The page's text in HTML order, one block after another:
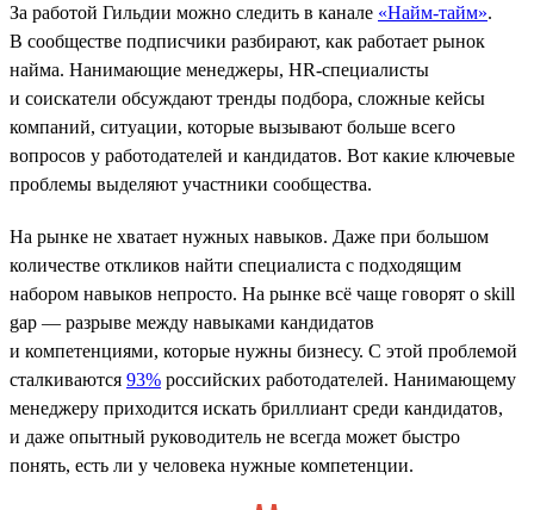
За работой Гильдии можно следить в канале «Найм-тайм».
В сообществе подписчики разбирают, как работает рынок
найма. Нанимающие менеджеры, HR-специалисты
и соискатели обсуждают тренды подбора, сложные кейсы
компаний, ситуации, которые вызывают больше всего
вопросов у работодателей и кандидатов. Вот какие ключевые
проблемы выделяют участники сообщества.
На рынке не хватает нужных навыков. Даже при большом
количестве откликов найти специалиста с подходящим
набором навыков непросто. На рынке всё чаще говорят о skill
gap — разрыве между навыками кандидатов
и компетенциями, которые нужны бизнесу. С этой проблемой
сталкиваются 93% российских работодателей. Нанимающему
менеджеру приходится искать бриллиант среди кандидатов,
и даже опытный руководитель не всегда может быстро
понять, есть ли у человека нужные компетенции.